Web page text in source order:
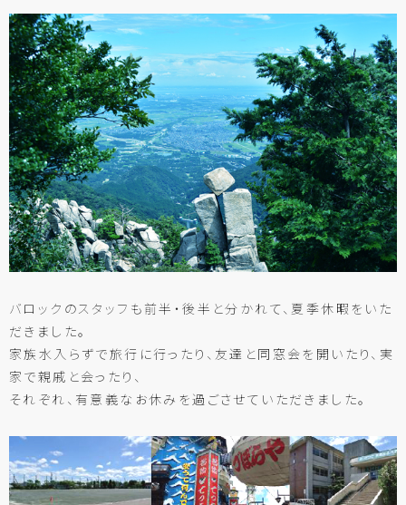
バロックのスタッフも前半・後半と分かれて、夏季休暇をいた
だきました。
家族水入らずで旅行に行ったり、友達と同窓会を開いたり、実
家で親戚と会ったり、
それぞれ、有意義なお休みを過ごさせていただきました。